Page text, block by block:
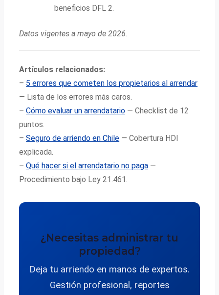
beneficios DFL 2.
Datos vigentes a mayo de 2026.
Artículos relacionados:
– 5 errores que cometen los propietarios al arrendar
— Lista de los errores más caros.
–Cómo evaluar un arrendatario — Checklist de 12
puntos.
–Seguro de arriendo en Chile — Cobertura HDI
explicada.
–Qué hacer si el arrendatario no paga —
Procedimiento bajo Ley 21.461.
¿Necesitas administrar tu
propiedad?
Deja tu arriendo en manos de expertos.
Gestión profesional, reportes